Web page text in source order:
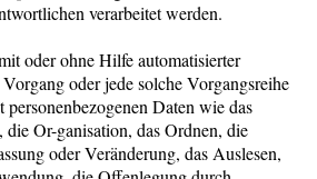
verarbeitet werden.
oder ohne Hilfe automatisierter
oder jede solche Vorgangsreihe
Daten wie das
die Or-ganisation, das Ordnen, die
oder Veränderung, das Auslesen,